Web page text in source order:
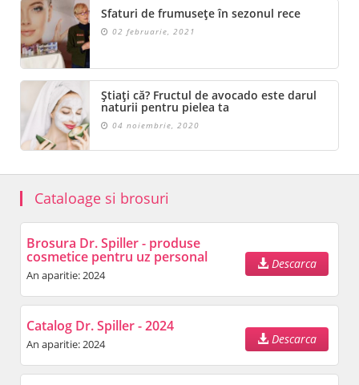
Sfaturi de frumusețe în sezonul rece
02 februarie, 2021
Știați că? Fructul de avocado este darul
naturii pentru pielea ta
04 noiembrie, 2020
Cataloage si brosuri
Brosura Dr. Spiller - produse
cosmetice pentru uz personal
An aparitie: 2024
Descarca
Catalog Dr. Spiller - 2024
An aparitie: 2024 Descarca